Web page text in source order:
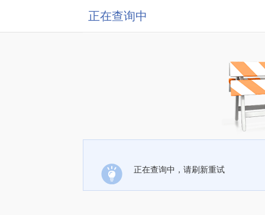
正在查询中
正在查询中，请刷新重试